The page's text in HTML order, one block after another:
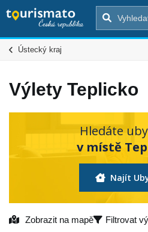
Ústecký kraj
Výlety Teplicko
Hledáte
v místě
Najít
Zobrazit na mapě Filtrovat